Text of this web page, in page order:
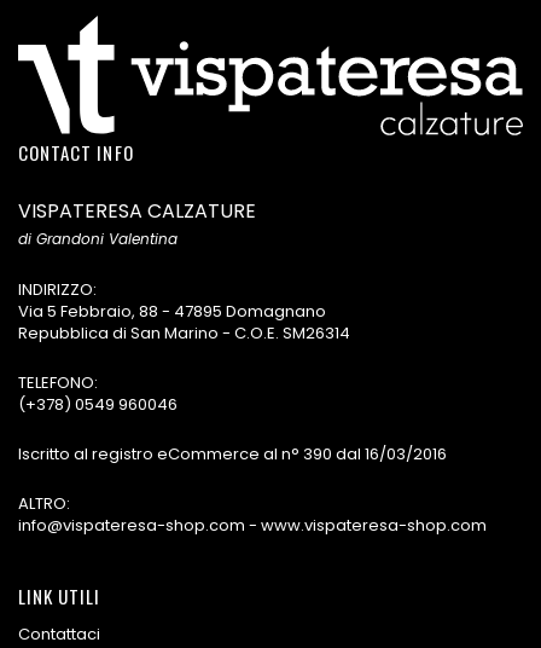
CONTACT INFO
VISPATERESA CALZATURE
di Grandoni Valentina
INDIRIZZO:
Via 5 Febbraio, 88 - 47895 Domagnano
Repubblica di San Marino - C.O.E. SM26314
TELEFONO:
(+378) 0549 960046
Iscritto al registro eCommerce al n° 390 dal 16/03/2016
ALTRO:
info@vispateresa-shop.com - www.vispateresa-shop.com
LINK UTILI
Contattaci